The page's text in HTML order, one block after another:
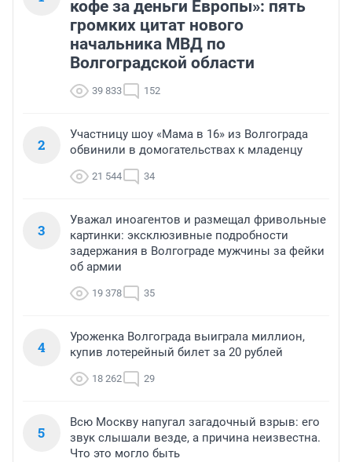
кофе за деньги Европы»: пять
громких цитат нового
начальника МВД по
Волгоградской области
39 833 152
2
Участницу шоу «Мама в 16» из Волгограда
обвинили в домогательствах к младенцу
21 544 34
3
Уважал иноагентов и размещал фривольные
картинки: эксклюзивные подробности
задержания в Волгограде мужчины за фейки
об армии
19 378 35
4
Уроженка Волгограда выиграла миллион,
купив лотерейный билет за 20 рублей
18 262 29
5
Всю Москву напугал загадочный взрыв: его
звук слышали везде, а причина неизвестна.
Что это могло быть